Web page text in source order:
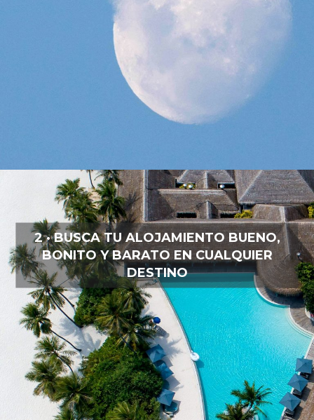
2 · BUSCA TU ALOJAMIENTO BUENO,
BONITO Y BARATO EN CUALQUIER
DESTINO